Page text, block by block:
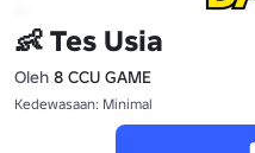
👶 Tes Usia
Oleh 8 CCU GAME
Kedewasaan: Minimal